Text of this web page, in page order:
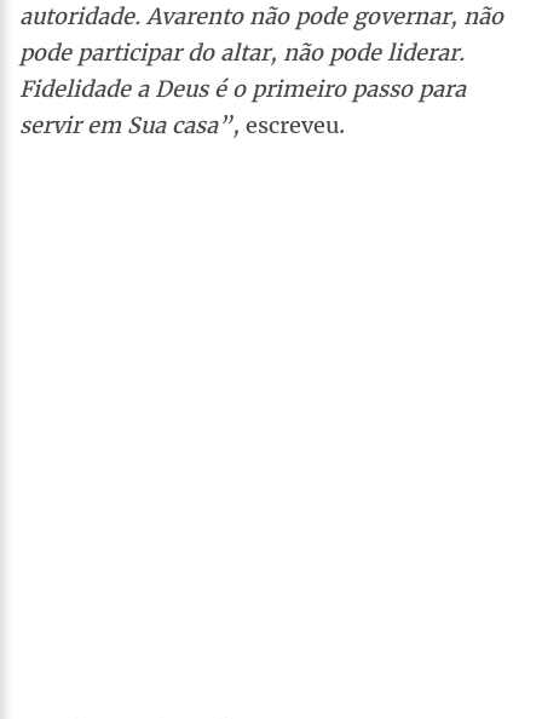
autoridade. Avarento não pode governar, não
pode participar do altar, não pode liderar.
Fidelidade a Deus é o primeiro passo para
servir em Sua casa”, escreveu.